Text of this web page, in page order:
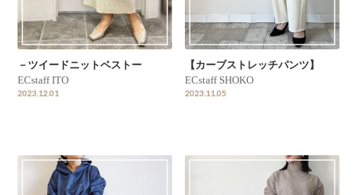
－ツイードニットベストー
ECstaff ITO
2023.12.01
【カーブストレッチパンツ】
ECstaff SHOKO
2023.11.05